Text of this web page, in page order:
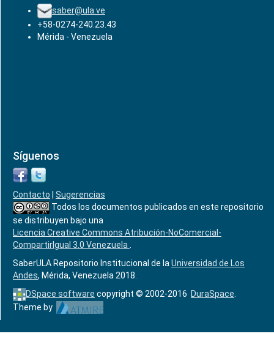
saber@ula.ve
+58-0274-240.23.43
Mérida - Venezuela
Síguenos
Contacto
Sugerencias
Todos los documentos publicados en este repositorio
se distribuyen bajo una
Licencia Creative Commons Atribución-NoComercial-
CompartirIgual 3.0 Venezuela
SaberULA Repositorio Institucional de la Universidad de Los
Andes, Mérida, Venezuela 2018.
DSpace software copyright © 2002-2016 DuraSpace
Theme by